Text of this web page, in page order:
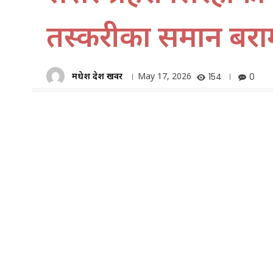
तस्करीका समान
मधेश प्रदेश खवर May 17, 2026 154 0